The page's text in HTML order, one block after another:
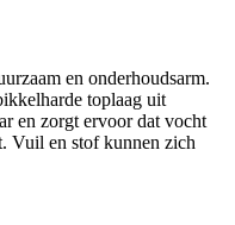
en onderhoudsarm.
toplaag uit
en zorgt ervoor dat vocht
Vuil en stof kunnen zich